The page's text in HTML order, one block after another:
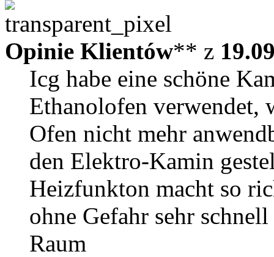
Opinie Klientów** z
Icg habe eine schöne
Ethanolofen verwendet,
Ofen nicht mehr
den Elektro-Kamin
Heizfunkton macht so
ohne Gefahr sehr
Raum